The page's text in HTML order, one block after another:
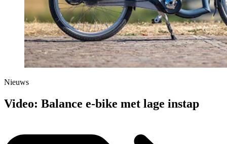
Nieuws
Video: Balance e-bike met lage instap